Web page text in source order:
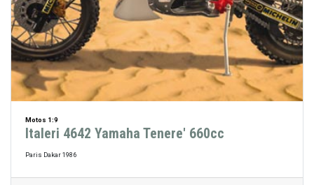
Motos 1:9
Italeri 4642 Yamaha Tenere' 660cc
Paris Dakar 1986